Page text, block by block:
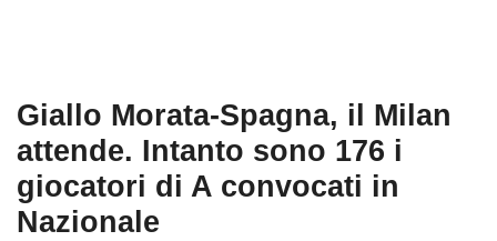
Giallo Morata-Spagna, il Milan
attende. Intanto sono 176 i
giocatori di A convocati in
Nazionale